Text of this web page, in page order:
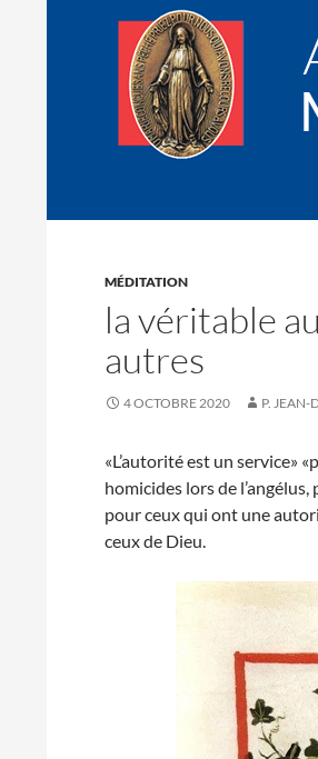
Association de la
MÉDITATION
la véritable
autres
4 OCTOBRE 2020 P. JEAN-
«L’autorité est un service»
homicides lors de
pour ceux qui ont une
ceux de Dieu.